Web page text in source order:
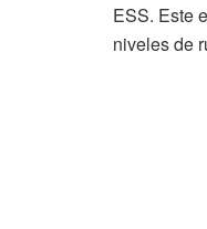
ESS. Este
niveles de